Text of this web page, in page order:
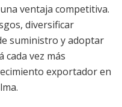
ventaja competitiva.
diversificar
suministro y adoptar
vez más
exportador en